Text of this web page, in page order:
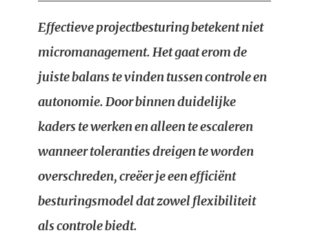
Effectieve projectbesturing betekent niet
micromanagement. Het gaat erom de
juiste balans te vinden tussen controle en
autonomie. Door binnen duidelijke
kaders te werken en alleen te escaleren
wanneer toleranties dreigen te worden
overschreden, creëer je een efficiënt
besturingsmodel dat zowel flexibiliteit
als controle biedt.